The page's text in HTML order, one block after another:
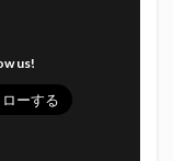
us!
昇太